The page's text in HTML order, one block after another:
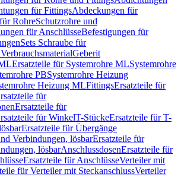
für FittingsAbdeckungen für
RohreSchutzrohre und
für AnschlüsseBefestigungen für
Sets Schraube für
VerbrauchsmaterialGeberit
Ersatzteile für Systemrohre MLSystemrohre
PBSystemrohre Heizung
Heizung MLFittingsErsatzteile für
für
Ersatzteile für
für WinkelT-StückeErsatzteile für T-
Ersatzteile für Übergänge
Verbindungen, lösbarErsatzteile für
lösbarAnschlussdosenErsatzteile für
Ersatzteile für AnschlüsseVerteiler mit
für Verteiler mit SteckanschlussVerteiler